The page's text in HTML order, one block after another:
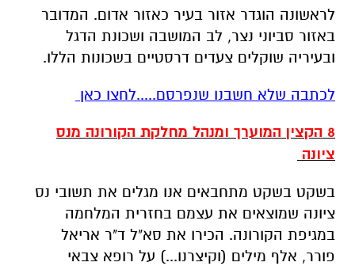
לראשונה הוגדר אזור בעיר כאזור אדום. המדובר
באזור סביוני נצר, לב המושבה ושכונת הדגל
ובעיריה שוקלים צעדים דרסטיים בשכונות הללו.
לכתבה שלא חשבנו שנפרסם.....לחצו כאן
8 הקצין המוערך ומנהל מחלקת הקורונה מנס
ציונה
בשקט בשקט מתחבאים אנו מגלים את תשובי נס
ציונה שמוצאים את עצמם בחזרית המלחמה
במגיפת הקורונה. הכירו את סא"ל ד"ר אריאל
פורר, אלף מילים (וקיצרנו...) על רופא צבאי